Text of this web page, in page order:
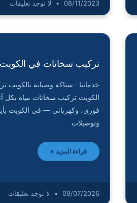
08/11/2023 لا توجد تعليقات
تركيب سخانات في الكويت
خدماتنا · سباكة وصيانة
الكويت تركيب سخانات مياه بكل
فوري، وكهربائي — في الكويت
وتوصيلات
قراءة المزيد »
09/07/2026 لا توجد تعليقات